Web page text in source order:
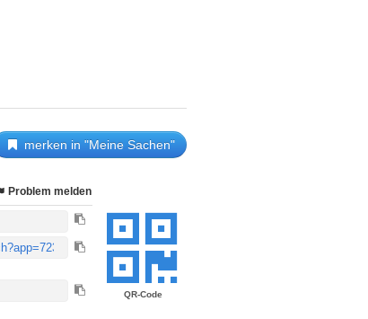
merken in "Meine Sachen"
QR-Code
Problem melden